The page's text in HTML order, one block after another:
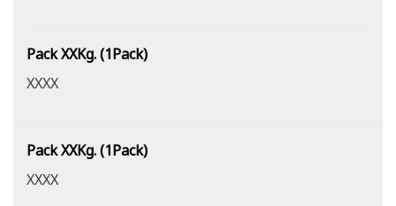
Pack XXKg. (1Pack)
XXXX
Pack XXKg. (1Pack)
XXXX